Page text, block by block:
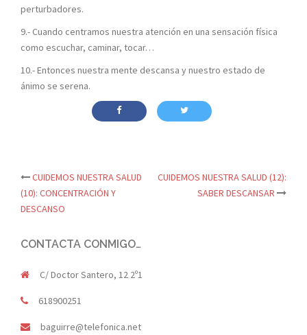
perturbadores.
9.- Cuando centramos nuestra atención en una sensación física
como escuchar, caminar, tocar…
10.- Entonces nuestra mente descansa y nuestro estado de
ánimo se serena.
Navegación
de
entradas
CUIDEMOS NUESTRA SALUD
(10): CONCENTRACIÓN Y
DESCANSO
CUIDEMOS NUESTRA SALUD (12):
SABER DESCANSAR
CONTACTA CONMIGO…
C/ Doctor Santero, 12 2º1
618900251
baguirre@telefonica.net